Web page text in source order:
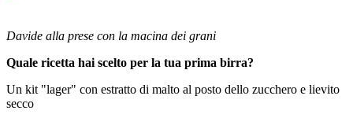
Davide alla prese con la macina dei grani
Quale ricetta hai scelto per la tua prima birra?
Un kit "lager" con estratto di malto al posto dello zucchero e lievito
secco